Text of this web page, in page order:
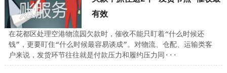
有效
在花都区处理空港物流园欠款时，催收不能只盯着“什么时候还
钱”，更要盯住“什么时候最容易谈成”。对物流、仓配、运输类客
户来说，发货环节往往就是付款压力和履约压力同···